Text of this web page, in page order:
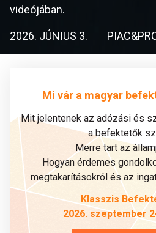
videójában.
2026. JÚNIUS 3.
Mi vár a magyar
Mit jelentenek az adózási és
a befektetők
Merre tart az
Hogyan érdemes
megtakarításokról és az
Klasszis
2026. szeptember